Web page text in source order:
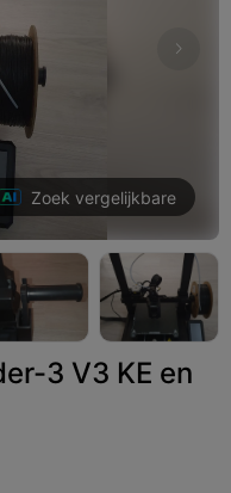
Zoek vergelijkbare
3 V3 KE en